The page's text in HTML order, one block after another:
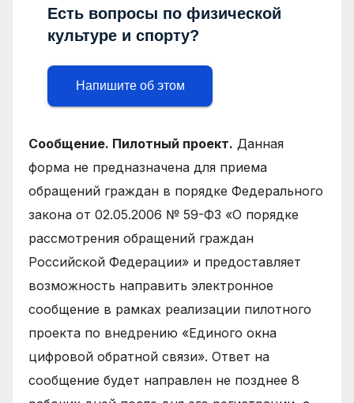
Есть вопросы по физической
культуре и спорту?
Напишите об этом
Сообщение. Пилотный проект. Данная
форма не предназначена для приема
обращений граждан в порядке Федерального
закона от 02.05.2006 № 59-ФЗ «О порядке
рассмотрения обращений граждан
Российской Федерации» и предоставляет
возможность направить электронное
сообщение в рамках реализации пилотного
проекта по внедрению «Единого окна
цифровой обратной связи». Ответ на
сообщение будет направлен не позднее 8